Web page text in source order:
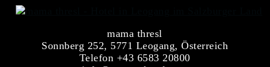
mama thresl
Sonnberg 252, 5771 Leogang, Österreich
Telefon +43 6583 20800